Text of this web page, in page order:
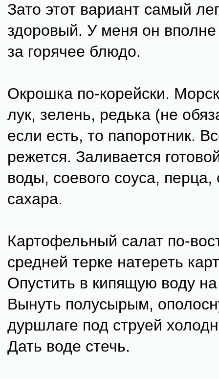
Зато этот вариант самый
здоровый. У меня он вполне
за горячее блюдо.
Окрошка по-корейски.
лук, зелень, редька (не
если есть, то папоротник.
режется. Заливается
воды, соевого соуса, перца,
сахара.
Картофельный салат по-
средней терке натереть
Опустить в кипящую воду
Вынуть полусырым,
дуршлаге под струей
Дать воде стечь.